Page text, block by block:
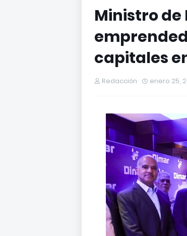
Ministro
capitales
Redacción enero 25,